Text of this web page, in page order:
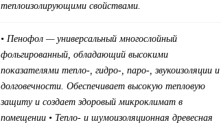
теплоизолирующими свойствами.
• Пенофол — универсальный многослойный
фольгированный, обладающий высокими
показателями тепло-, гидро-, паро-, звукоизоляции и
долговечности. Обеспечивает высокую тепловую
защиту и создает здоровый микроклимат в
помещении • Тепло- и шумоизоляционная древесная